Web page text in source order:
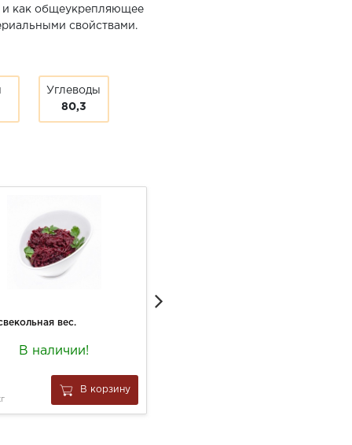
и как общеукрепляющее
свойствами.
Углеводы
80,3
вес.
В наличии!
В корзину